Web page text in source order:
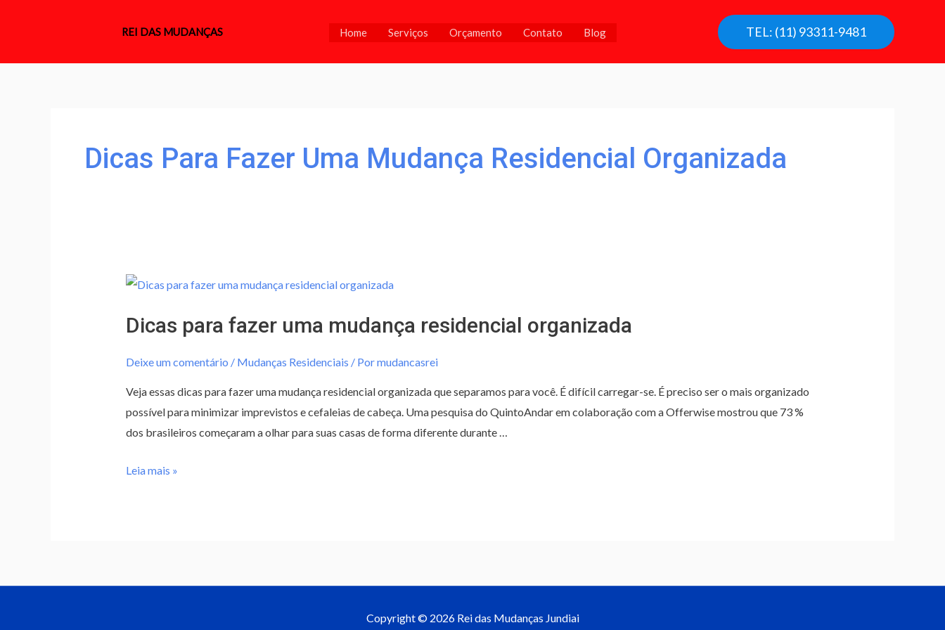
REI DAS MUDANÇAS Home Serviços Orçamento Contato Blog TEL: (11) 93311-9481
Dicas Para Fazer Uma Mudança Residencial Organizada
Dicas para fazer uma mudança residencial organizada
Deixe um comentário / Mudanças Residenciais / Pormudancasrei
Veja essas dicas para fazer uma mudança residencial organizada que separamos para você. É difícil carregar-se. É preciso ser o mais organizado
possível para minimizar imprevistos e cefaleias de cabeça. Uma pesquisa do QuintoAndar em colaboração com a Offerwise mostrou que 73 %
dos brasileiros começaram a olhar para suas casas de forma diferente durante …
Dicas
fazer
mudança
Leia mais »
Copyright © 2026 Rei das Mudanças Jundiai